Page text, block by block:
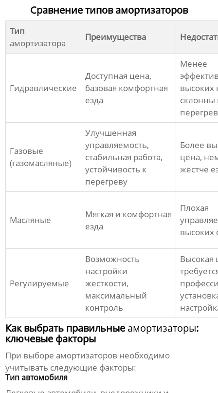
Сравнение типов амортизаторов
Тип
амортизатора
Преимущества
Гидравлические
Доступная цена,
базовая комфортная
езда
Менее
высоких
склонны
Газовые
(газомасляные)
Улучшенная
управляемость,
стабильная работа,
устойчивость к
перегреву
Более
цена,
жестче
Масляные
Мягкая и комфортная
езда
Плохая
высоких
Регулируемые
Возможность
настройки
жесткости,
максимальный
контроль
Высокая
Как выбрать правильные амортизаторы:
ключевые факторы
При выбореамортизаторов необходимо
учитывать следующие факторы:
Тип автомобиля